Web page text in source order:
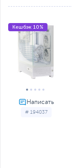
# 194037
Кешбэк 10%